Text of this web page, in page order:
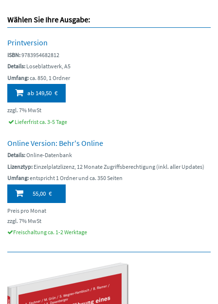
Wählen Sie Ihre Ausgabe:
Printversion
ISBN:9783954682812
Details: Loseblattwerk, A5
Umfang:ca. 850, 1 Ordner
ab149,50 €
zzgl. 7% MwSt
Lieferfrist ca. 3-5 Tage
Online Version: Behr's Online
Details:Online-Datenbank
Lizenztyp: Einzelplatzlizenz, 12 Monate Zugriffsberechtigung (inkl. aller Updates)
Umfang:entspricht 1 Ordner und ca. 350 Seiten
55,00 €
Preis pro Monat
zzgl. 7% MwSt
Freischaltung ca. 1-2 Werktage